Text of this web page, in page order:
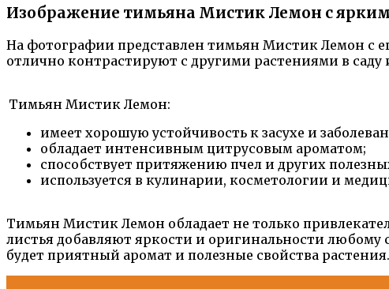
Изображение тимьяна Мистик Лемон с
На фотографии представлен тимьян Мистик Лемон с
отлично контрастируют с другими растениями в саду
Тимьян Мистик Лемон:
имеет хорошую устойчивость к засухе и
обладает интенсивным цитрусовым ароматом;
способствует притяжению пчел и других
используется в кулинарии, косметологии и
Тимьян Мистик Лемон обладает не только
листья добавляют яркости и оригинальности любому
будет приятный аромат и полезные свойства растения.